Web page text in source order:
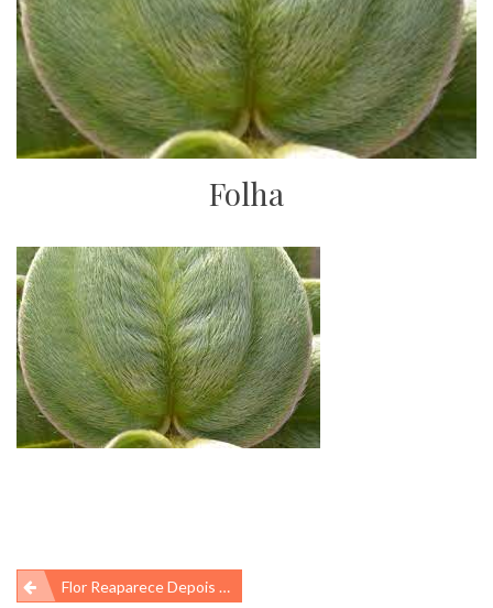
Folha
Navegação
Flor Reaparece Depois De 40 Anos!